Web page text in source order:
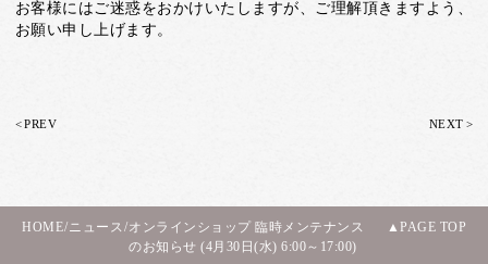
お客様にはご迷惑をおかけいたしますが、ご理解頂きますよう、
お願い申し上げます。
<PREV NEXT >
HOME/ニュース/オンラインショップ 臨時メンテナンス
のお知らせ (4月30日(水) 6:00～17:00)
PAGE TOP